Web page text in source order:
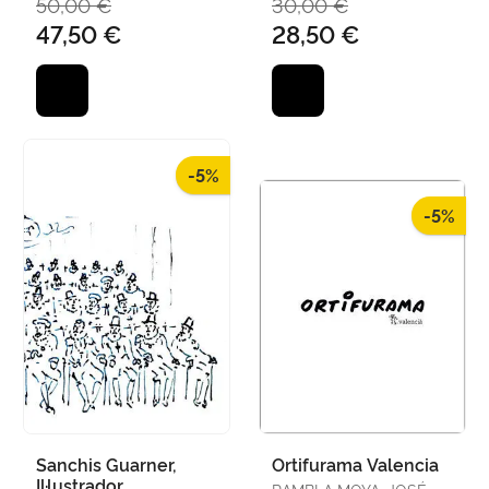
47,50 €
Contemporània
28,50 €
-5%
Sanchis Guarner,
-5%
Ortifurama Valencia